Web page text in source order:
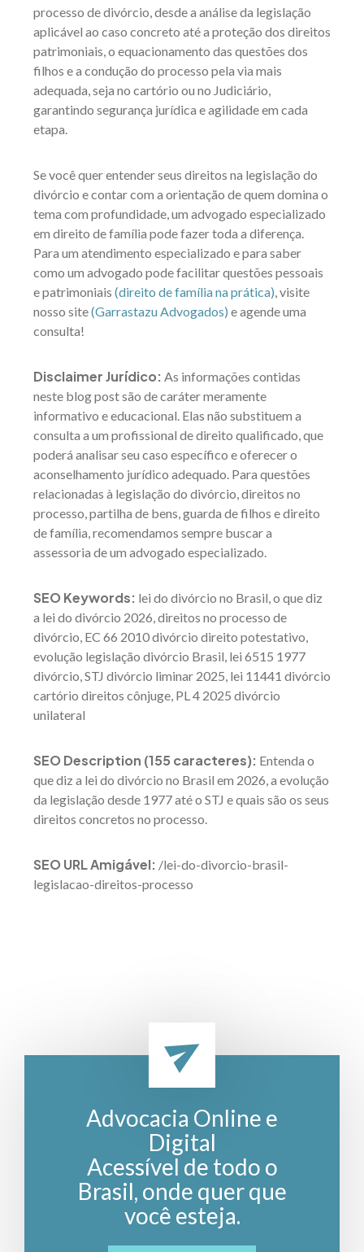
processo de divórcio, desde a análise da legislação
aplicável ao caso concreto até a proteção dos direitos
patrimoniais, o equacionamento das questões dos
filhos e a condução do processo pela via mais
adequada, seja no cartório ou no Judiciário,
garantindo segurança jurídica e agilidade em cada
etapa.
Se você quer entender seus direitos na legislação do
divórcio e contar com a orientação de quem domina o
tema com profundidade, um advogado especializado
em direito de família pode fazer toda a diferença.
Para um atendimento especializado e para saber
como um advogado pode facilitar questões pessoais
e patrimoniais (direito de família na prática), visite
nosso site(Garrastazu Advogados) e agende uma
consulta!
Disclaimer Jurídico: As informações contidas
neste blog post são de caráter meramente
informativo e educacional. Elas não substituem a
consulta a um profissional de direito qualificado, que
poderá analisar seu caso específico e oferecer o
aconselhamento jurídico adequado. Para questões
relacionadas à legislação do divórcio, direitos no
processo, partilha de bens, guarda de filhos e direito
de família, recomendamos sempre buscar a
assessoria de um advogado especializado.
SEO Keywords: lei do divórcio no Brasil, o que diz
a lei do divórcio 2026, direitos no processo de
divórcio, EC 66 2010 divórcio direito potestativo,
evolução legislação divórcio Brasil, lei 6515 1977
divórcio, STJ divórcio liminar 2025, lei 11441 divórcio
cartório direitos cônjuge, PL 4 2025 divórcio
unilateral
SEO Description (155 caracteres): Entenda o
que diz a lei do divórcio no Brasil em 2026, a evolução
da legislação desde 1977 até o STJ e quais são os seus
direitos concretos no processo.
SEO URL Amigável: /lei-do-divorcio-brasil-
legislacao-direitos-processo
Advocacia Online e
Digital
Acessível de todo o
Brasil, onde quer que
você esteja.